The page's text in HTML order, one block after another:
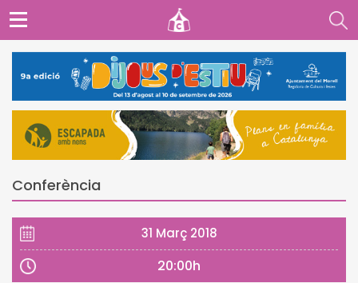
Conferència
31 Març 2018
20:00h